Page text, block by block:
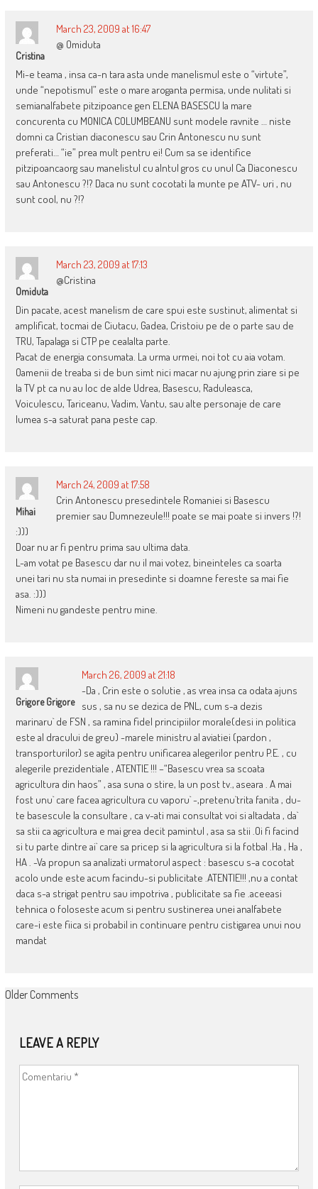
Cristina
March 23, 2009 at 16:47
@ Omiduta
Mi-e teama , insa ca-n tara asta unde manelismul este o “virtute”,
unde “nepotismul” este o mare aroganta permisa, unde nulitati si
semianalfabete pitzipoance gen ELENA BASESCU la mare
concurenta cu MONICA COLUMBEANU sunt modele ravnite … niste
domni ca Cristian diaconescu sau Crin Antonescu nu sunt
preferati… “ie” prea mult pentru ei! Cum sa se identifice
pitzipoancaorg sau manelistul cu alntul gros cu unul Ca Diaconescu
sau Antonescu ?!? Daca nu sunt cocotati la munte pe ATV- uri , nu
sunt cool, nu ?!?
Omiduta
March 23, 2009 at 17:13
@Cristina
Din pacate, acest manelism de care spui este sustinut, alimentat si
amplificat, tocmai de Ciutacu, Gadea, Cristoiu pe de o parte sau de
TRU, Tapalaga si CTP pe cealalta parte.
Pacat de energia consumata. La urma urmei, noi tot cu aia votam.
Oamenii de treaba si de bun simt nici macar nu ajung prin ziare si pe
la TV pt ca nu au loc de alde Udrea, Basescu, Raduleasca,
Voiculescu, Tariceanu, Vadim, Vantu, sau alte personaje de care
lumea s-a saturat pana peste cap.
Mihai
March 24, 2009 at 17:58
Crin Antonescu presedintele Romaniei si Basescu
premier sau Dumnezeule!!! poate se mai poate si invers !?!
:)))
Doar nu ar fi pentru prima sau ultima data.
L-am votat pe Basescu dar nu il mai votez, bineinteles ca soarta
unei tari nu sta numai in presedinte si doamne fereste sa mai fie
asa. :)))
Nimeni nu gandeste pentru mine.
Grigore Grigore
March 26, 2009 at 21:18
-Da , Crin este o solutie , as vrea insa ca odata ajuns
sus , sa nu se dezica de PNL, cum s-a dezis
marinaru` de FSN , sa ramina fidel principiilor morale(desi in politica
este al dracului de greu) -marele ministru al aviatiei (pardon ,
transporturilor) se agita pentru unificarea alegerilor pentru P.E. , cu
alegerile prezidentiale , ATENTIE !!! –“Basescu vrea sa scoata
agricultura din haos” , asa suna o stire, la un post tv., aseara . A mai
fost unu` care facea agricultura cu vaporu` -,pretenu`trita fanita , du-
te basescule la consultare , ca v-ati mai consultat voi si altadata , da`
sa stii ca agricultura e mai grea decit pamintul , asa sa stii .Oi fi facind
si tu parte dintre ai` care sa pricep si la agricultura si la fotbal .Ha , Ha ,
HA . -Va propun sa analizati urmatorul aspect : basescu s-a cocotat
acolo unde este acum facindu-si publicitate .ATENTIE!!! ,nu a contat
daca s-a strigat pentru sau impotriva , publicitate sa fie .aceeasi
tehnica o foloseste acum si pentru sustinerea unei analfabete
care-i este fiica si probabil in continuare pentru cistigarea unui nou
mandat
COMMENT
Older Comments
LEAVE A REPLY